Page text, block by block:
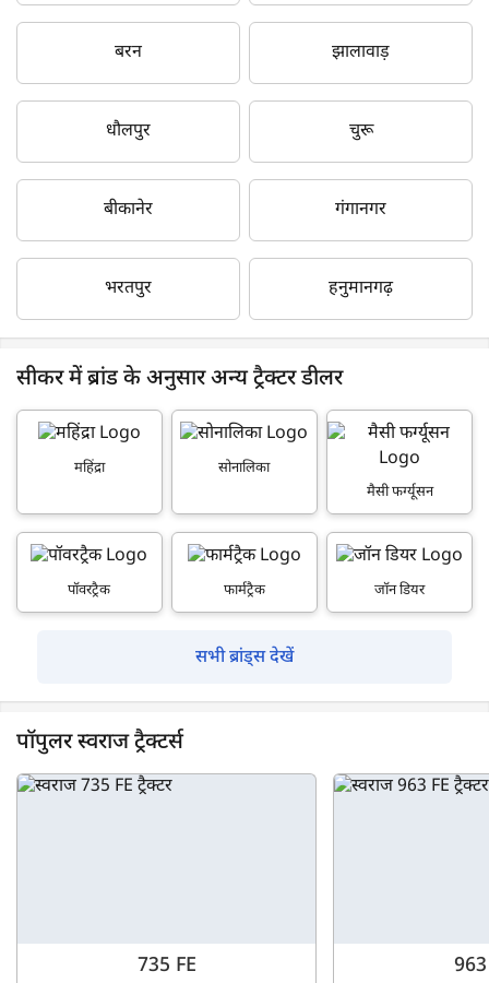
बरन झालावाड़
धौलपुर चुरू
बीकानेर गंगानगर
भरतपुर हनुमानगढ़
सीकर में ब्रांड के अनुसार अन्य ट्रैक्टर डीलर
महिंद्रा
सोनालिका
मैसी फर्ग्यूसन
पॉवरट्रैक फार्मट्रैक जॉन डियर
सभी ब्रांड्स देखें
पॉपुलर स्वराज ट्रैक्टर्स
735 FE 963